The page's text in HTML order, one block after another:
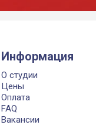
Информация
О студии
Цены
Оплата
FAQ
Вакансии